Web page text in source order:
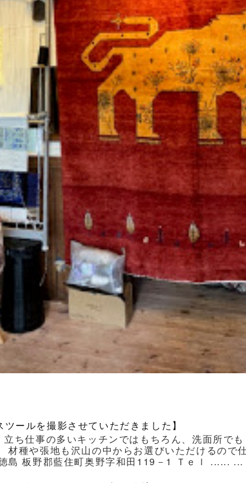
ツールを撮影させていただきました】
仕事の多いキッチンではもちろん、洗面所でも
材種や張地も沢山の中からお選びいただけるので
島 板野郡藍住町奥野字和田119－1 Ｔｅｌ ...... ...